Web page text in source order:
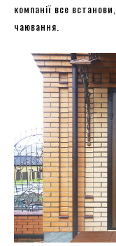
компанії все
чаювання.